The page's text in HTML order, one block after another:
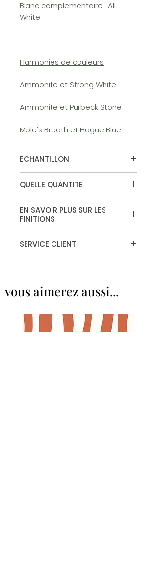
Blanc complementaire : All
White
Harmonies de couleurs :
Ammonite et Strong White
Ammonite et Purbeck Stone
Mole's Breath et Hague Blue
ECHANTILLON
commandez votre echantillon.
Disponible en surface "murs et
plafonds" et "estate emulsion"
QUELLE QUANTITE
EN SAVOIR PLUS SUR LES
FINITIONS
SERVICE CLIENT
02.97.01.93.70
vous aimerez aussi...